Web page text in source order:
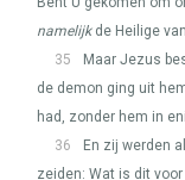
namelijkde Heilige
35
Maar Jezus
de demon ging uit
had, zonder hem in
36
En zij werden
zeiden: Wat is dit